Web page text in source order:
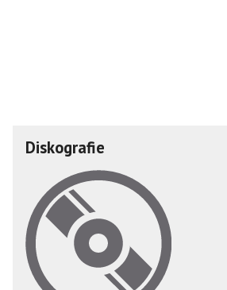
Diskografie